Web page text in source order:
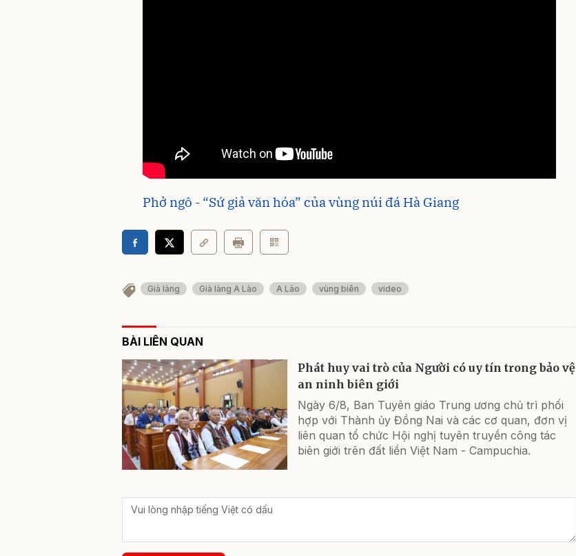
Phở ngô - “Sứ giả văn hóa” của vùng núi đá Hà Giang
Già làng Già làng A Lào A Lào vùng biên video
BÀI LIÊN QUAN
Phát huy vai trò của Người có uy tín trong bảo vệ
an ninh biên giới
Ngày 6/8, Ban Tuyên giáo Trung ương chủ trì phối
hợp với Thành ủy Đồng Nai và các cơ quan, đơn vị
liên quan tổ chức Hội nghị tuyên truyền công tác
biên giới trên đất liền Việt Nam - Campuchia.